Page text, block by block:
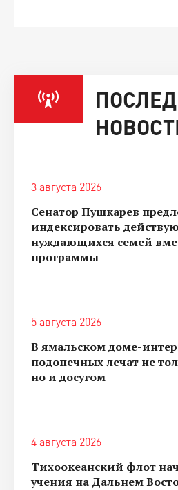
3 августа 2026
Сенатор Пушкарев
индексировать
нуждающихся семей
программы
5 августа 2026
В ямальском доме-
подопечных лечат не
но и досугом
4 августа 2026
Тихоокеанский флот
учения на Дальнем